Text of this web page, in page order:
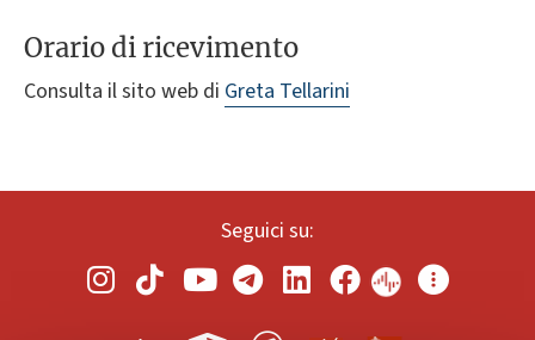
Orario di ricevimento
Consulta il sito web di Greta Tellarini
Seguici su: